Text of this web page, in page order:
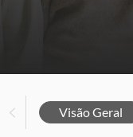
Visão Geral